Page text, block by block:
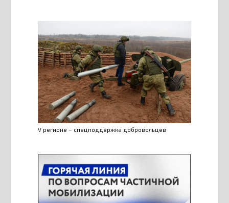
V регионе – спецподдержка добровольцев